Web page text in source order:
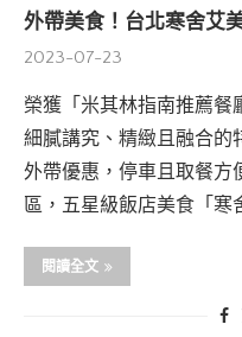
外帶美食！台北寒舍艾
2023-07-23
榮獲「米其林指南推薦餐
細膩講究、精緻且融合的
外帶優惠，停車且取餐方
區，五星級飯店美食「寒
閱讀全文